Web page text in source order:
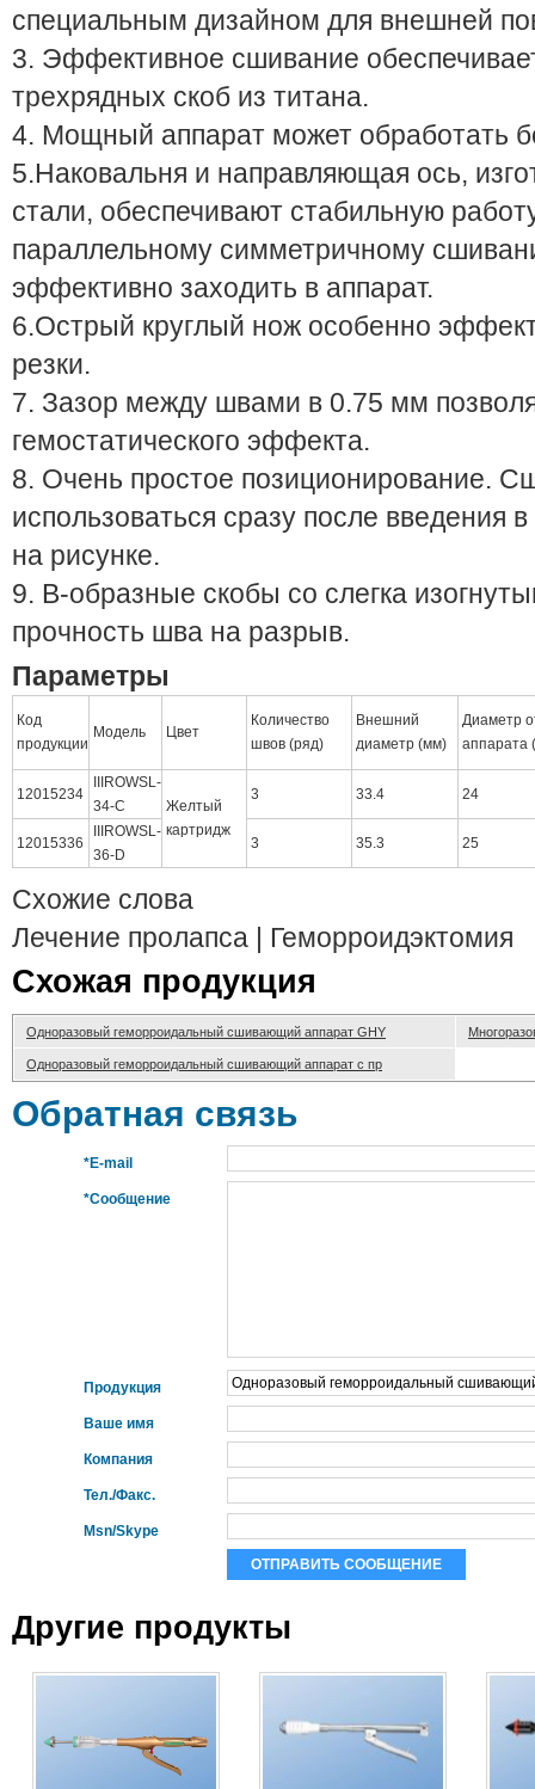
специальным дизайном для внешней
3. Эффективное сшивание
трехрядных скоб из титана.
4. Мощный аппарат может обработать
5.Наковальня и направляющая ось,
стали, обеспечивают стабильную
параллельному симметричному
эффективно заходить в аппарат.
6.Острый круглый нож особенно
резки.
7. Зазор между швами в 0.75 мм
гемостатического эффекта.
8. Очень простое позиционирование.
использоваться сразу после введения
на рисунке.
9. В-образные скобы со слегка
прочность шва на разрыв.
Параметры
Код
продукции
Модель Цвет
Количество
швов (ряд)
Внешний
диаметр (мм)
Диаметр
аппарата
12015234
IIIROWSL-
34-C
Желтый
картридж
3 33.4 24
12015336
IIIROWSL-
36-D
3 35.3 25
Схожие слова
Лечение пролапса | Геморроидэктомия
Схожая продукция
Одноразовый геморроидальный сшивающий аппарат GHY
Одноразовый геморроидальный сшивающий аппарат с пр
Обратная связь
*E-mail
*Сообщение
Продукция
Ваше имя
Компания
Тел./Факс.
Msn/Skype
Другие продукты